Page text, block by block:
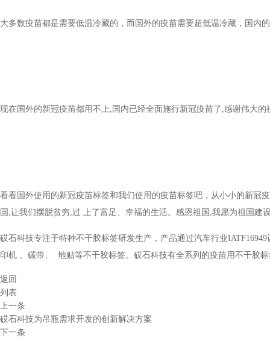
大多数疫苗都是需要低温冷藏的，而国外的疫苗需要超低温冷藏，国
现在国外的新冠疫苗都用不上,国内已经全面施行新冠疫苗了,感谢伟大的
看看国外使用的新冠疫苗标签和我们使用的疫苗标签吧，从小小的新冠
国,让我们摆脱贫穷,过 上了富足、幸福的生活。感恩祖国,我愿为祖国建
砹石科技专注于特种不干胶标签研发生产，产品通过汽车行业
印机 、碳带、 地贴等不干胶标签。砹石科技有全系列的疫苗用不干胶
返回
列表
上一条
砹石科技为吊瓶需求开发的创新解决方案
下一条